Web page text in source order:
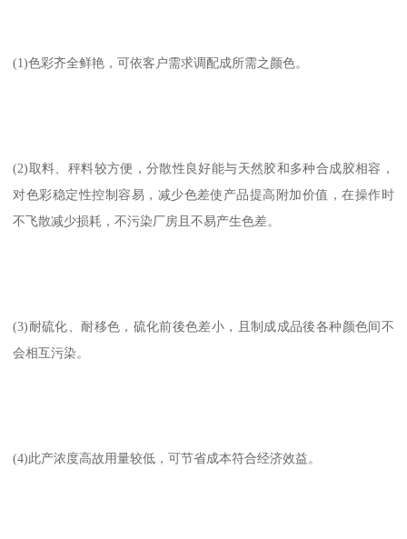
(1)色彩齐全鲜艳，可依客户需求调配成所需之颜色。
(2)取料、秤料较方便，分散性良好能与天然胶和多种合成胶相容，
对色彩稳定性控制容易，减少色差使产品提高附加价值，在操作时
不飞散减少损耗，不污染厂房且不易产生色差。
(3)耐硫化、耐移色，硫化前後色差小，且制成成品後各种颜色间不
会相互污染。
(4)此产浓度高故用量较低，可节省成本符合经济效益。